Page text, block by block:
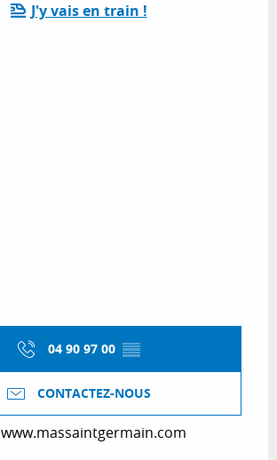
J'y vais en train !
04 90 97 00 ▒▒
CONTACTEZ-NOUS
www.massaintgermain.com